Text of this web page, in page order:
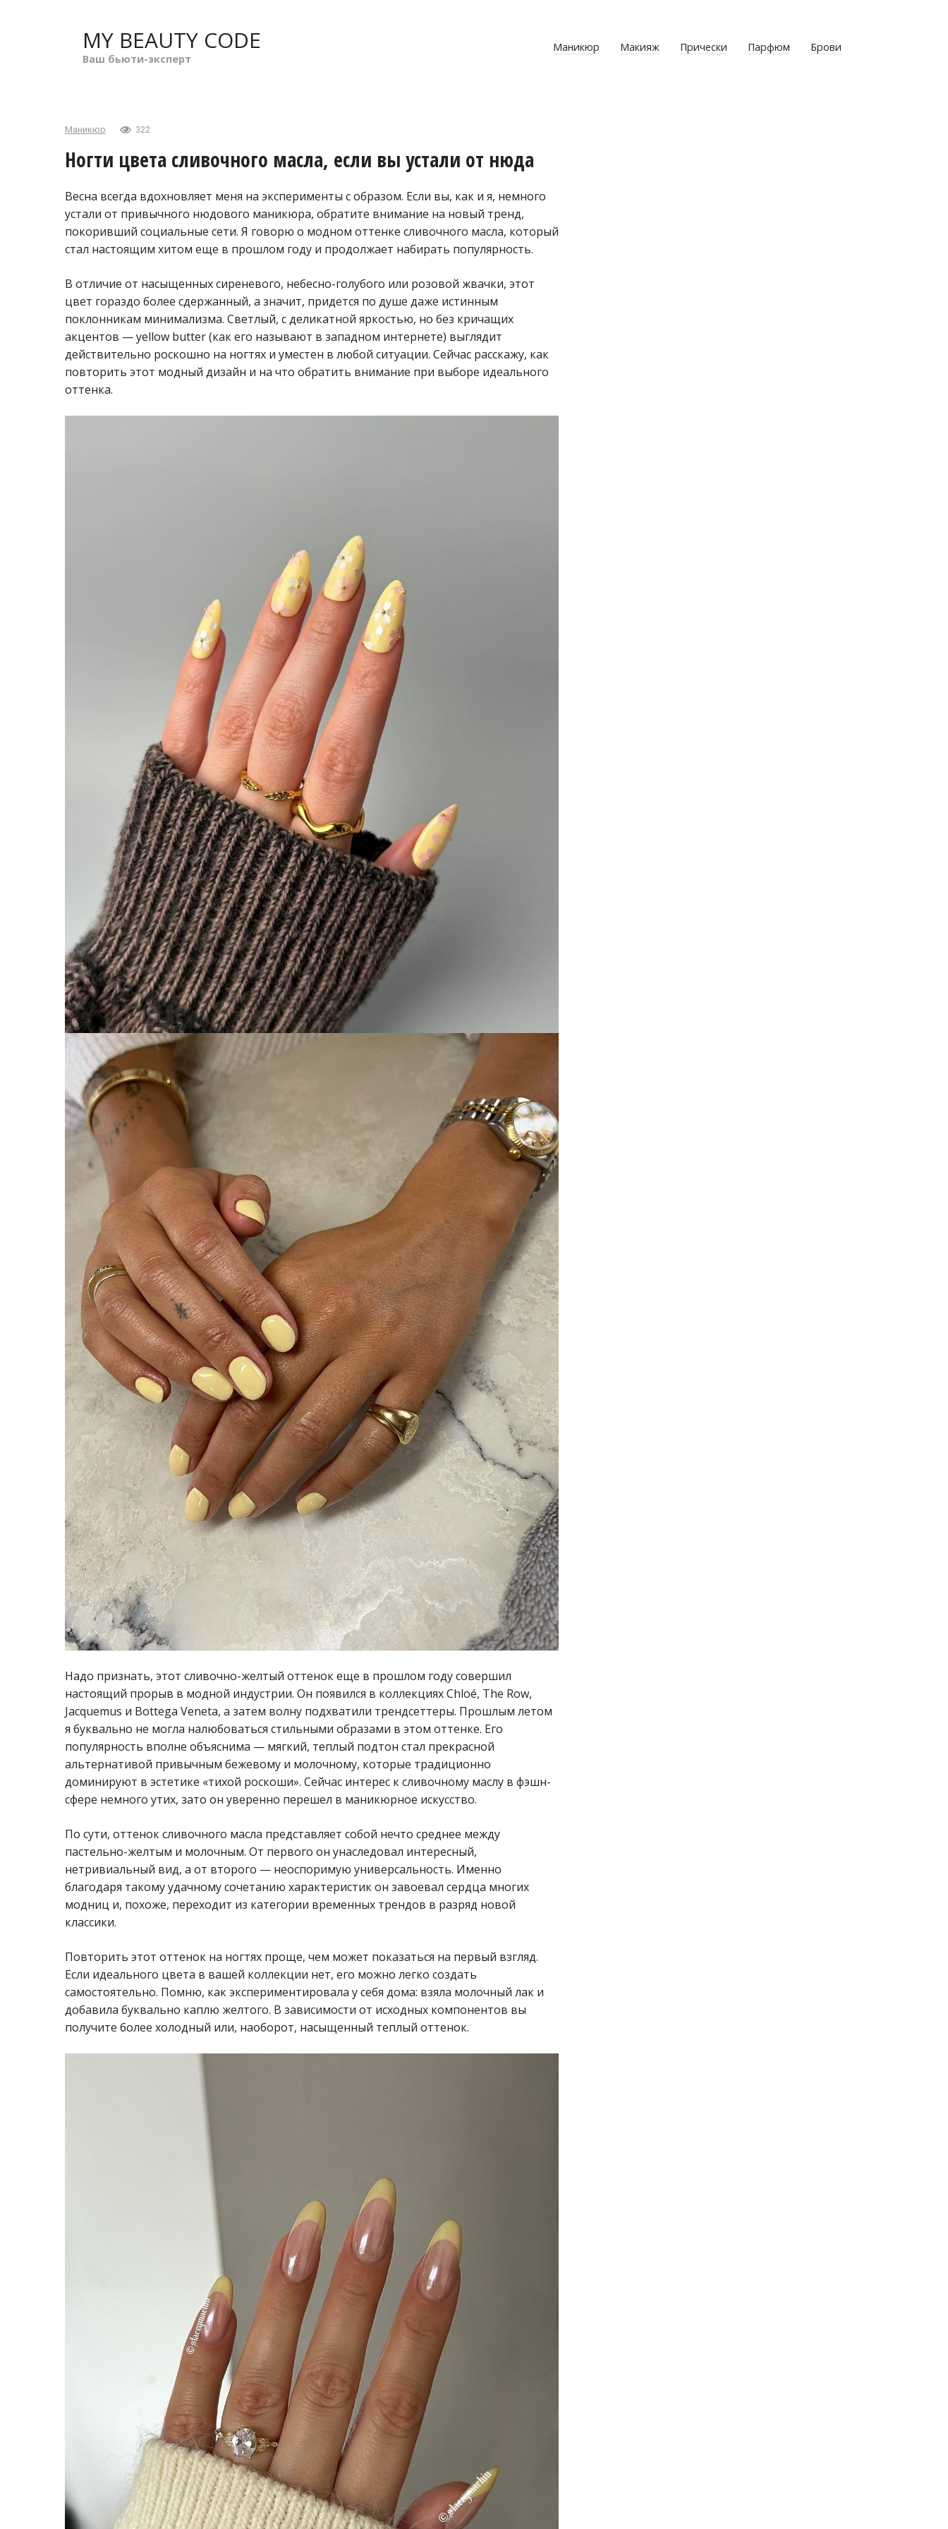
MY BEAUTY CODE
Ваш бьюти-эксперт
Маникюр Макияж Прически Парфюм Брови
Маникюр 322
Ногти цвета сливочного масла, если вы устали от нюда
Весна всегда вдохновляет меня на эксперименты с образом. Если вы, как и я, немного
устали от привычного нюдового маникюра, обратите внимание на новый тренд,
покоривший социальные сети. Я говорю о модном оттенке сливочного масла, который
стал настоящим хитом еще в прошлом году и продолжает набирать популярность.
В отличие от насыщенных сиреневого, небесно-голубого или розовой жвачки, этот
цвет гораздо более сдержанный, а значит, придется по душе даже истинным
поклонникам минимализма. Светлый, с деликатной яркостью, но без кричащих
акцентов — yellow butter (как его называют в западном интернете) выглядит
действительно роскошно на ногтях и уместен в любой ситуации. Сейчас расскажу, как
повторить этот модный дизайн и на что обратить внимание при выборе идеального
оттенка.
Надо признать, этот сливочно-желтый оттенок еще в прошлом году совершил
настоящий прорыв в модной индустрии. Он появился в коллекциях Chloé, The Row,
Jacquemus и Bottega Veneta, а затем волну подхватили трендсеттеры. Прошлым летом
я буквально не могла налюбоваться стильными образами в этом оттенке. Его
популярность вполне объяснима — мягкий, теплый подтон стал прекрасной
альтернативой привычным бежевому и молочному, которые традиционно
доминируют в эстетике «тихой роскоши». Сейчас интерес к сливочному маслу в фэшн-
сфере немного утих, зато он уверенно перешел в маникюрное искусство.
По сути, оттенок сливочного масла представляет собой нечто среднее между
пастельно-желтым и молочным. От первого он унаследовал интересный,
нетривиальный вид, а от второго — неоспоримую универсальность. Именно
благодаря такому удачному сочетанию характеристик он завоевал сердца многих
модниц и, похоже, переходит из категории временных трендов в разряд новой
классики.
Повторить этот оттенок на ногтях проще, чем может показаться на первый взгляд.
Если идеального цвета в вашей коллекции нет, его можно легко создать
самостоятельно. Помню, как экспериментировала у себя дома: взяла молочный лак и
добавила буквально каплю желтого. В зависимости от исходных компонентов вы
получите более холодный или, наоборот, насыщенный теплый оттенок.